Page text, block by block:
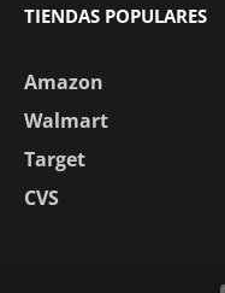
TIENDAS POPULARES
Amazon
Walmart
Target
CVS